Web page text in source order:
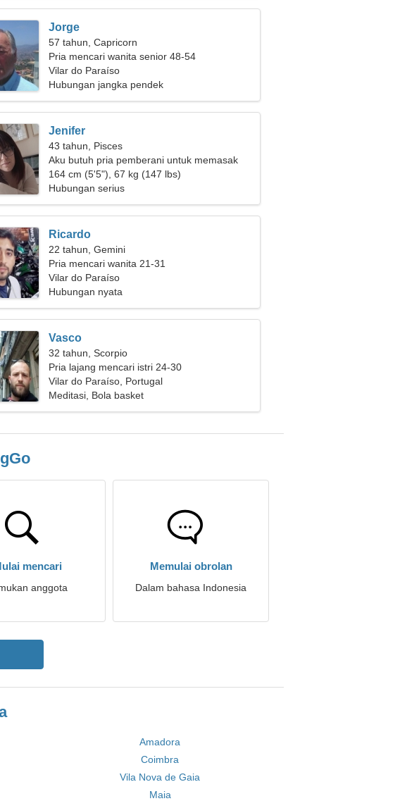
Jorge
57 tahun, Capricorn
Pria mencari wanita senior 48-54
Vilar do Paraíso
Hubungan jangka pendek
Jenifer
43 tahun, Pisces
Aku butuh pria pemberani untuk memasak
bersama
164 cm (5'5"), 67 kg (147 lbs)
Hubungan serius
Ricardo
22 tahun, Gemini
Pria mencari wanita 21-31
Vilar do Paraíso
Hubungan nyata
Vasco
32 tahun, Scorpio
Pria lajang mencari istri 24-30
Vilar do Paraíso, Portugal
Meditasi, Bola basket
mencari
anggota
Memulai obrolan
Dalam bahasa Indonesia
Amadora
Coimbra
Vila Nova de Gaia
Maia